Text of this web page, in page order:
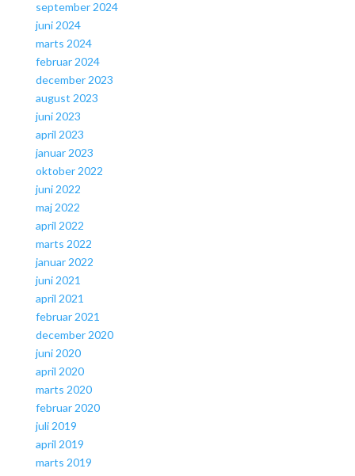
september 2024
juni 2024
marts 2024
februar 2024
december 2023
august 2023
juni 2023
april 2023
januar 2023
oktober 2022
juni 2022
maj 2022
april 2022
marts 2022
januar 2022
juni 2021
april 2021
februar 2021
december 2020
juni 2020
april 2020
marts 2020
februar 2020
juli 2019
april 2019
marts 2019